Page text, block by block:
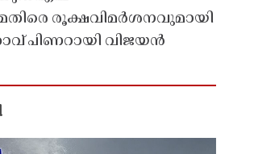
രൂക്ഷവിമർശനവുമായി
പിണറായി വിജയൻ